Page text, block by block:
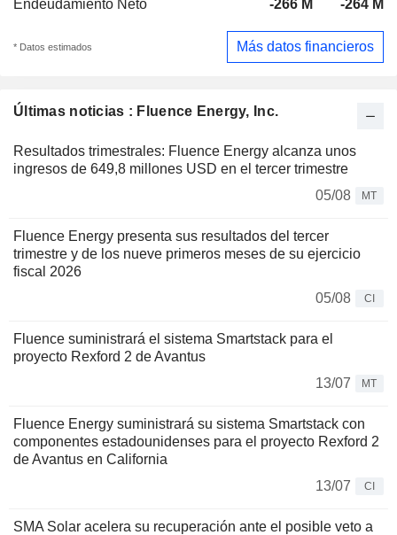
Últimas noticias : Fluence Energy, Inc.
Resultados trimestrales: Fluence Energy alcanza unos
ingresos de 649,8 millones USD en el tercer trimestre
05/08
MT
Fluence Energy presenta sus resultados del tercer
trimestre y de los nueve primeros meses de su ejercicio
fiscal 2026
05/08
CI
Fluence suministrará el sistema Smartstack para el
proyecto Rexford 2 de Avantus
13/07
MT
Fluence Energy suministrará su sistema Smartstack con
componentes estadounidenses para el proyecto Rexford 2
de Avantus en California
13/07
CI
SMA Solar acelera su recuperación ante el posible veto a
Endeudamiento Neto
-266 M -264 M
* Datos estimados Más datos financieros